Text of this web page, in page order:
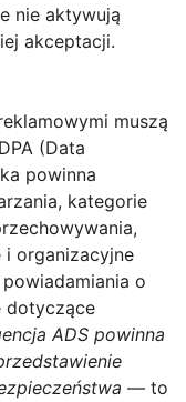
nie aktywują
akceptacji.
muszą
DPA (Data
powinna
kategorie
organizacyjne
o
dotyczące
ADS powinna
— to